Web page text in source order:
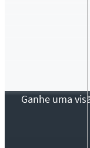
Ganhe uma